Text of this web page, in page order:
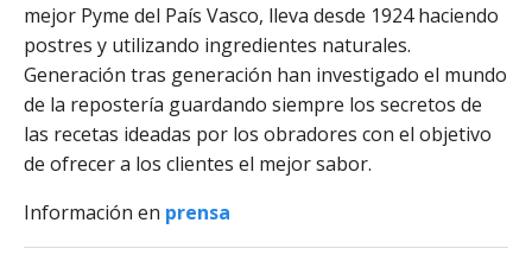
mejor Pyme del País Vasco, lleva desde 1924 haciendo
postres y utilizando ingredientes naturales.
Generación tras generación han investigado el mundo
de la repostería guardando siempre los secretos de
las recetas ideadas por los obradores con el objetivo
de ofrecer a los clientes el mejor sabor.
Información en prensa